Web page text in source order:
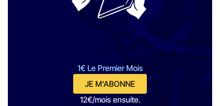
1€ Le Premier Mois
JE M'ABONNE
12€/mois ensuite.